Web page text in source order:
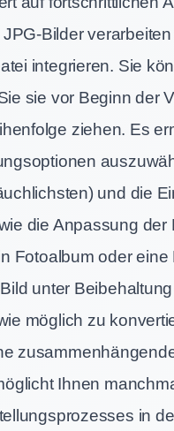
Bilder
integrieren. Sie
sie vor Beginn der
ziehen. Es
und die
die Anpassung
Fotoalbum oder
unter
möglich zu
Ihnen
in